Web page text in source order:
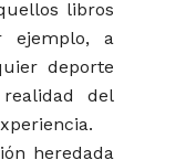
libros
ejemplo, a
deporte
del
heredada